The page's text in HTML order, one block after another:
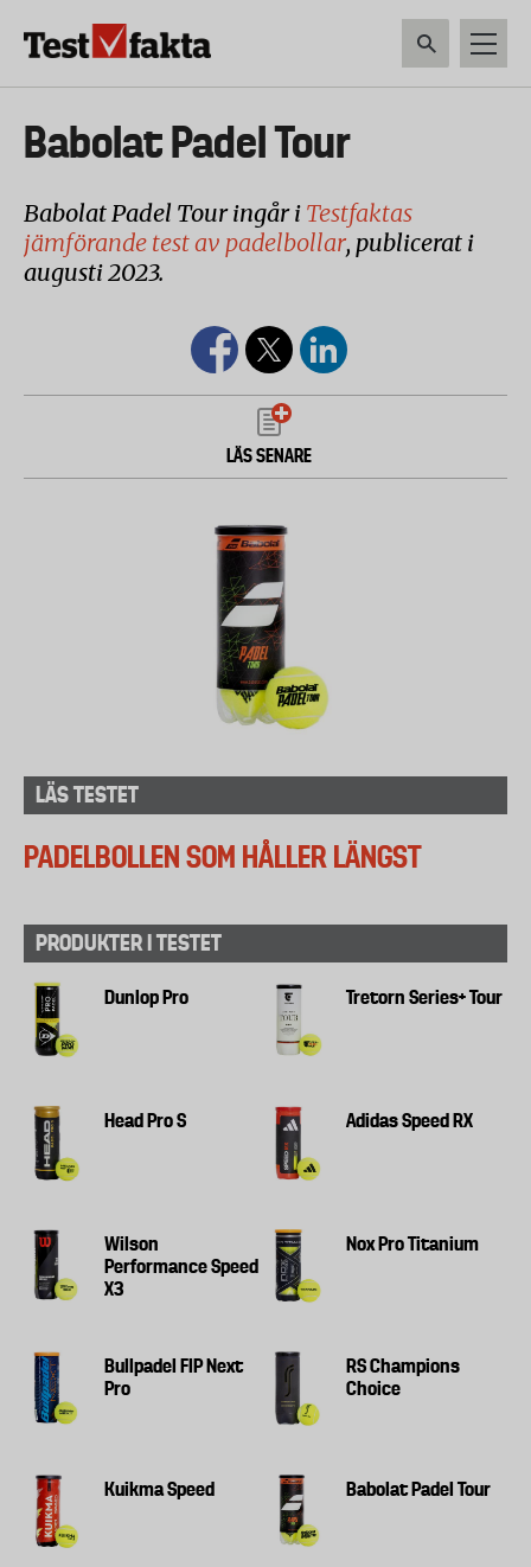
Huvudmeny
ny
Babolat Padel Tour
Babolat Padel Tour ingår i Testfaktas
jämförande test av padelbollar, publicerat i
augusti 2023.
LÄS SENARE
LÄS TESTET
PADELBOLLEN SOM HÅLLER LÄNGST
PRODUKTER I TESTET
Dunlop Pro Tretorn Series+ Tour
Head Pro S Adidas Speed RX
Wilson
Performance Speed
X3
Nox Pro Titanium
Bullpadel FIP Next
Pro
RS Champions
Choice
Kuikma Speed Babolat Padel Tour